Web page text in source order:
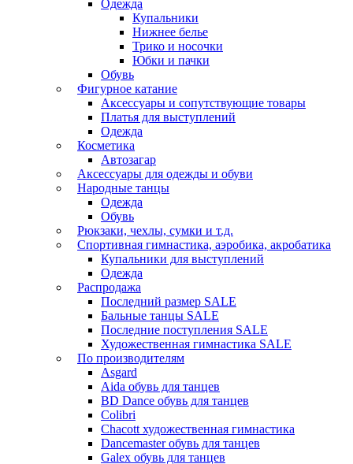
Одежда
Купальники
Нижнее белье
Трико и носочки
Юбки и пачки
Обувь
Фигурное катание
Аксессуары и сопутствующие товары
Платья для выступлений
Одежда
Косметика
Автозагар
Аксессуары для одежды и обуви
Народные танцы
Одежда
Обувь
Рюкзаки, чехлы, сумки и т.д.
Спортивная гимнастика, аэробика, акробатика
Купальники для выступлений
Одежда
Распродажа
Последний размер SALE
Бальные танцы SALE
Последние поступления SALE
Художественная гимнастика SALE
По производителям
Asgard
Аida обувь для танцев
BD Dance обувь для танцев
Colibri
Chacott художественная гимнастика
Dancemaster обувь для танцев
Galex обувь для танцев